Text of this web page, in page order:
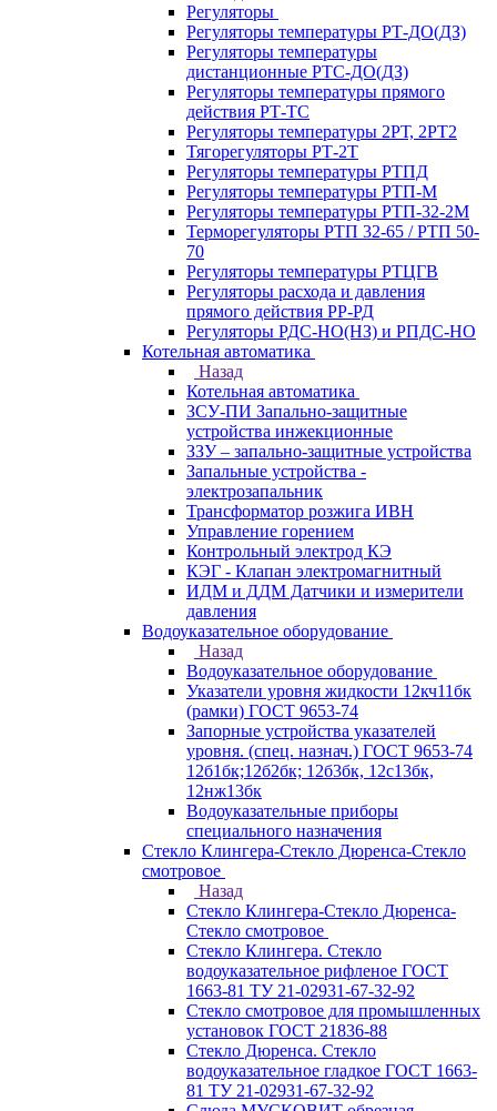
Регуляторы
Регуляторы температуры РТ-ДО(ДЗ)
Регуляторы температуры
дистанционные РТС-ДО(ДЗ)
Регуляторы температуры прямого
действия РТ-ТС
Регуляторы температуры 2РТ, 2РT2
Тягорегуляторы РТ-2Т
Регуляторы температуры РТПД
Регуляторы температуры РТП-M
Регуляторы температуры РТП-32-2М
Терморегуляторы РТП 32-65 / РТП 50-
70
Регуляторы температуры РТЦГВ
Регуляторы расхода и давления
прямого действия РР-РД
Регуляторы РДС-НО(НЗ) и РПДС-НО
Котельная автоматика
Назад
Котельная автоматика
ЗСУ-ПИ Запально-защитные
устройства инжекционные
ЗЗУ – запально-защитные устройства
Запальные устройства -
электрозапальник
Трансформатор розжига ИВН
Управление горением
Контрольный электрод КЭ
КЭГ - Клапан электромагнитный
ИДМ и ДДМ Датчики и измерители
давления
Водоуказательное оборудование
Назад
Водоуказательное оборудование
Указатели уровня жидкости 12кч11бк
(рамки) ГОСТ 9653-74
Запорные устройства указателей
уровня. (спец. назнач.) ГОСТ 9653-74
12б1бк;12б2бк; 12б3бк, 12с13бк,
12нж13бк
Водоуказательные приборы
специального назначения
Стекло Клингера-Стекло Дюренса-Стекло
смотровое
Назад
Стекло Клингера-Стекло Дюренса-
Стекло смотровое
Стекло Клингера. Стекло
водоуказательное рифленое ГОСТ
1663-81 ТУ 21-02931-67-32-92
Стекло смотровое для промышленных
установок ГОСТ 21836-88
Стекло Дюренса. Стекло
водоуказательное гладкое ГОСТ 1663-
81 ТУ 21-02931-67-32-92